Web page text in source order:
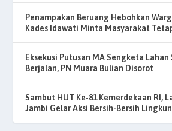
Penampakan Beruang Hebohkan
Kades Idawati Minta Masyarakat
Eksekusi Putusan MA Sengketa Lahan
Berjalan, PN Muara Bulian Disorot
Sambut HUT Ke-81 Kemerdekaan RI,
Jambi Gelar Aksi Bersih-Bersih